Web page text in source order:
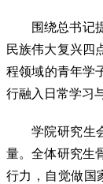
围绕总书记
民族伟大复兴四
程领域的青年学
行融入日常学习
学院研究生
量。全体研究生
行力，自觉做国